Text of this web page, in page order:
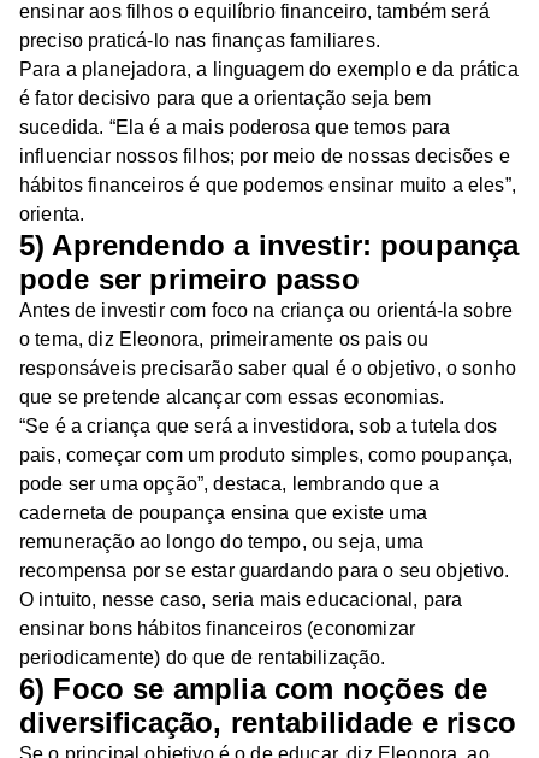
ensinar aos filhos o equilíbrio financeiro, também será
preciso praticá-lo nas finanças familiares.
Para a planejadora, a linguagem do exemplo e da prática
é fator decisivo para que a orientação seja bem
sucedida. “Ela é a mais poderosa que temos para
influenciar nossos filhos; por meio de nossas decisões e
hábitos financeiros é que podemos ensinar muito a eles”,
orienta.
5) Aprendendo a investir: poupança
pode ser primeiro passo
Antes de investir com foco na criança ou orientá-la sobre
o tema, diz Eleonora, primeiramente os pais ou
responsáveis precisarão saber qual é o objetivo, o sonho
que se pretende alcançar com essas economias.
“Se é a criança que será a investidora, sob a tutela dos
pais, começar com um produto simples, como poupança,
pode ser uma opção”, destaca, lembrando que a
caderneta de poupança ensina que existe uma
remuneração ao longo do tempo, ou seja, uma
recompensa por se estar guardando para o seu objetivo.
O intuito, nesse caso, seria mais educacional, para
ensinar bons hábitos financeiros (economizar
periodicamente) do que de rentabilização.
6) Foco se amplia com noções de
diversificação, rentabilidade e risco
Se o principal objetivo é o de educar, diz Eleonora, ao